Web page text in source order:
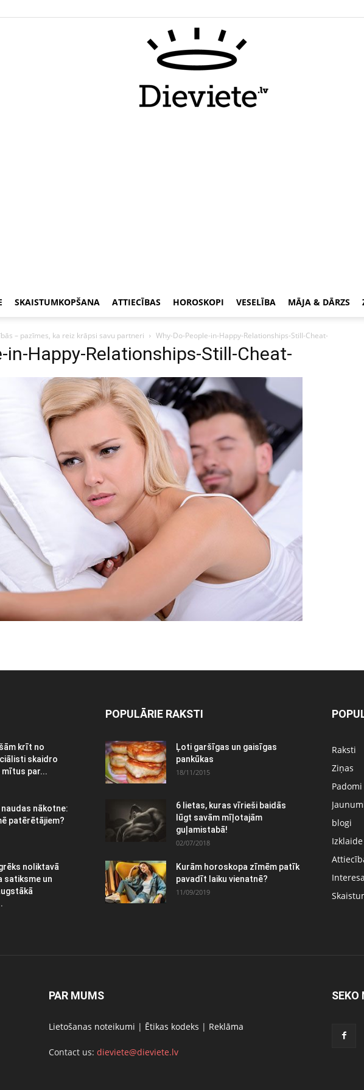
SKAISTUMKOPŠANA ATTIECĪBAS HOROSKOPI VESELĪBA MĀJA & DĀRZS
– pazīmes, ka reiz krāpsi savu partneri Why-Do-People-in-Happy-Relationships-Still-Cheat-
in-Happy-Relationships-Still-Cheat-
krīt no
skaidro
par...
nākotne:
patērētājiem?
noliktavā
satiksme un
POPULĀRIE RAKSTI
Ļoti garšīgas un gaisīgas
pankūkas
18/11/2015
6 lietas, kuras vīrieši baidās
lūgt savām mīļotajām
guļamistabā!
02/07/2018
Kurām horoskopa zīmēm patīk
pavadīt laiku vienatnē?
11/09/2019
Raksti
Ziņas
Padomi
blogi
Izklaide
PAR MUMS
Lietošanas noteikumi | Ētikas kodeks | Reklāma
Contact us: dieviete@dieviete.lv
SEKO